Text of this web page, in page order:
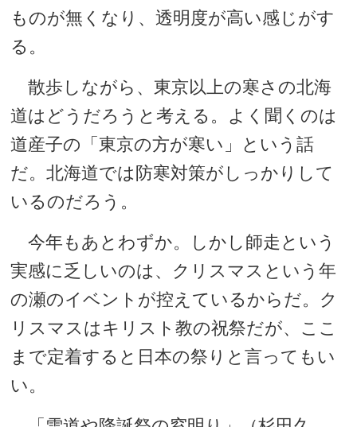
ものが無くなり、透明度が高い感じがす
る。
散歩しながら、東京以上の寒さの北海
道はどうだろうと考える。よく聞くのは
道産子の「東京の方が寒い」という話
だ。北海道では防寒対策がしっかりして
いるのだろう。
今年もあとわずか。しかし師走という
実感に乏しいのは、クリスマスという年
の瀬のイベントが控えているからだ。ク
リスマスはキリスト教の祝祭だが、ここ
まで定着すると日本の祭りと言ってもい
い。